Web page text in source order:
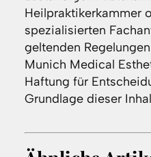
Heilpraktikerkammer
spezialisierten
geltenden
Munich Medical
Haftung für
Grundlage dieser